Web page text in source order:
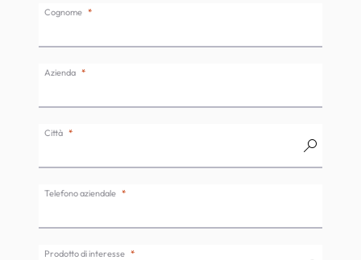
Cognome
Azienda
Città
Telefono aziendale
Prodotto di interesse